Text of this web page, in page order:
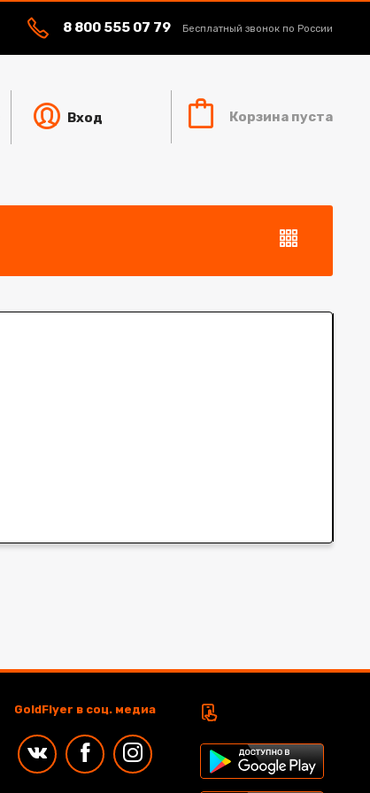
8 800 555 07 79 Бесплатный звонок по России
Корзина пуста
Вход
GoldFlyer в соц. медиа